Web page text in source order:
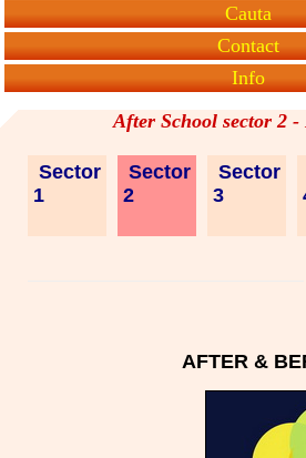
Cauta
Contact
Info
After School sector 2 -
Sector
1
Sector
2
Sector
3
AFTER &